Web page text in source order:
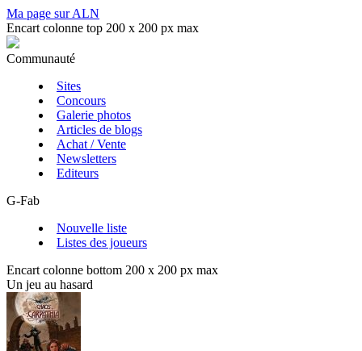
Ma page sur ALN
Encart colonne top 200 x 200 px max
Communauté
Sites
Concours
Galerie photos
Articles de blogs
Achat / Vente
Newsletters
Editeurs
G-Fab
Nouvelle liste
Listes des joueurs
Encart colonne bottom 200 x 200 px max
Un jeu au hasard